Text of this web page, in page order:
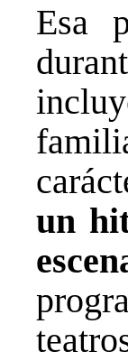
Esa
un